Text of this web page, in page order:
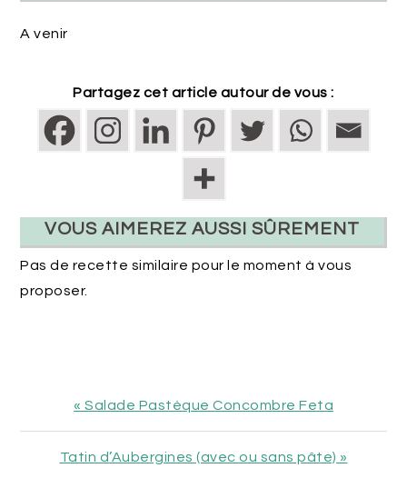
A venir
Partagez cet article autour de vous :
VOUS AIMEREZ AUSSI SÛREMENT
Pas de recette similaire pour le moment à vous
proposer.
Article
précédent
:
« Salade Pastèque Concombre Feta
Article
Tatin d’Aubergines (avec ou sans pâte) »